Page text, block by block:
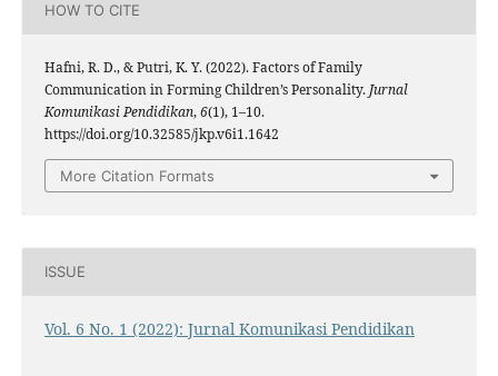
HOW TO CITE
Hafni, R. D., & Putri, K. Y. (2022). Factors of Family
Communication in Forming Children’s Personality. Jurnal
Komunikasi Pendidikan,6(1), 1–10.
https://doi.org/10.32585/jkp.v6i1.1642
More Citation Formats
ISSUE
Vol. 6 No. 1 (2022): Jurnal Komunikasi Pendidikan